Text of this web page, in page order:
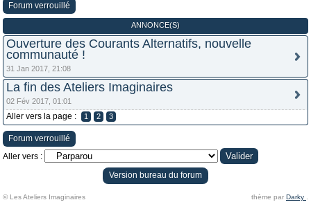
Forum verrouillé
ANNONCE(S)
Ouverture des Courants Alternatifs, nouvelle
communauté !
31 Jan 2017, 21:08
La fin des Ateliers Imaginaires
02 Fév 2017, 01:01
Aller vers la page : 1 2 3
Forum verrouillé
Aller vers :
Version bureau du forum
© Les Ateliers Imaginaires thème par Darky